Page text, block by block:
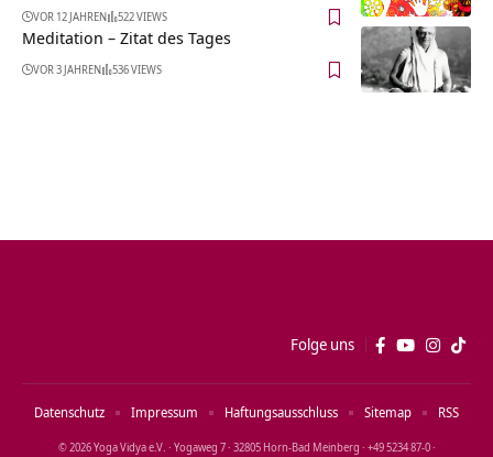
VOR 12 JAHREN 522 VIEWS
Meditation – Zitat des Tages
VOR 3 JAHREN 536 VIEWS
Folge uns
© 2026 Yoga Vidya e.V. · Yogaweg 7 · 32805 Horn‑Bad Meinberg · +49 5234 87‑0 ·
Datenschutz Impressum Haftungsausschluss Sitemap RSS